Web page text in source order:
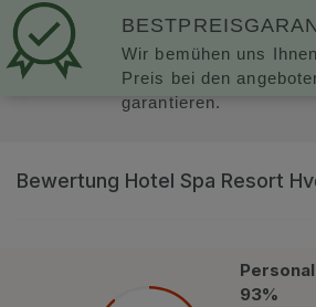
Ensana Hotels
Orea Hotels
Sonderangebot
Kontakt
Über uns
Wir bemühen uns
Preis bei den
garantieren.
Bewertung Hotel Spa Resort
93%